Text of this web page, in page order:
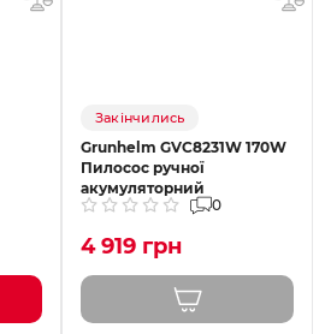
Закінчились
Grunhelm GVC8231W 170W
Пилосос ручної
акумуляторний
0
4 919 грн